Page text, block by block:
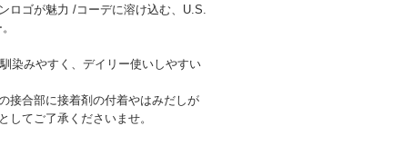
ロゴが魅力 /コーデに溶け込む、U.S.
染みやすく、デイリー使いしやすい
接合部に接着剤の付着やはみだしが
してご了承くださいませ。